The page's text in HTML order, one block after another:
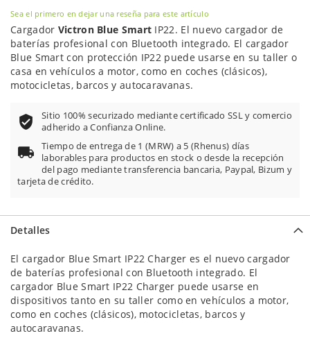
Sea el primero en dejar una reseña para este artículo
Cargador Victron Blue Smart IP22. El nuevo cargador de
baterías profesional con Bluetooth integrado. El cargador
Blue Smart con protección IP22 puede usarse en su taller o
casa en vehículos a motor, como en coches (clásicos),
motocicletas, barcos y autocaravanas.
Sitio 100% securizado mediante certificado SSL y comercio
adherido a Confianza Online.
Tiempo de entrega de 1 (MRW) a 5 (Rhenus) días
laborables para productos en stock o desde la recepción
del pago mediante transferencia bancaria, Paypal, Bizum y
tarjeta de crédito.
Detalles
El cargador Blue Smart IP22 Charger es el nuevo cargador
de baterías profesional con Bluetooth integrado. El
cargador Blue Smart IP22 Charger puede usarse en
dispositivos tanto en su taller como en vehículos a motor,
como en coches (clásicos), motocicletas, barcos y
autocaravanas.